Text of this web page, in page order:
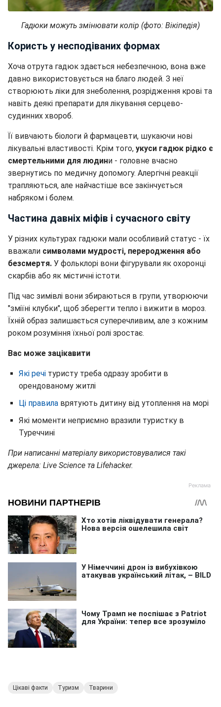
Гадюки можуть змінювати колір (фото: Вікіпедія)
Користь у несподіваних формах
Хоча отрута гадюк здається небезпечною, вона вже
давно використовується на благо людей. З неї
створюють ліки для знеболення, розрідження крові та
навіть деякі препарати для лікування серцево-
судинних хвороб.
Її вивчають біологи й фармацевти, шукаючи нові
лікувальні властивості. Крім того, укуси гадюк рідко є
смертельними для людини - головне вчасно
звернутись по медичну допомогу. Алергічні реакції
трапляються, але найчастіше все закінчується
набряком і болем.
Частина давніх міфів і сучасного світу
У різних культурах гадюки мали особливий статус - їх
вважали символами мудрості, переродження або
безсмертя. У фольклорі вони фігурували як охоронці
скарбів або як містичні істоти.
Під час зимівлі вони збираються в групи, утворюючи
"зміїні клубки", щоб зберегти тепло і вижити в мороз.
Їхній образ залишається суперечливим, але з кожним
роком розуміння їхньої ролі зростає.
Вас може зацікавити
Які речі туристу треба одразу зробити в
орендованому житлі
Ці правила врятують дитину від утоплення на морі
Які моменти неприємно вразили туристку в
Туреччині
При написанні матеріалу використовувалися такі
джерела: Live Science та Lifehacker.
Цікаві факти Туризм Тварини